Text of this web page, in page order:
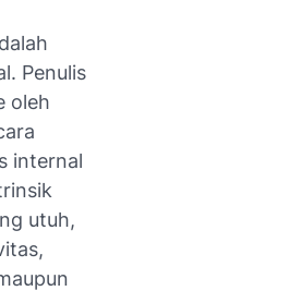
Penulis
oleh
internal
utuh,